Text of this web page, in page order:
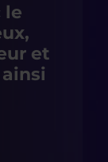
le
et